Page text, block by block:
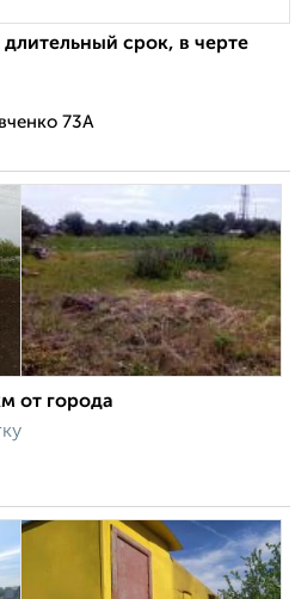
срок, в черте
73А
от города